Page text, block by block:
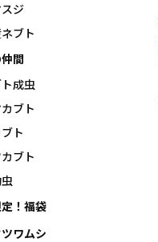
ジ
ブト
間
成虫
ブト
ト
ブト
！福袋
ワムシ